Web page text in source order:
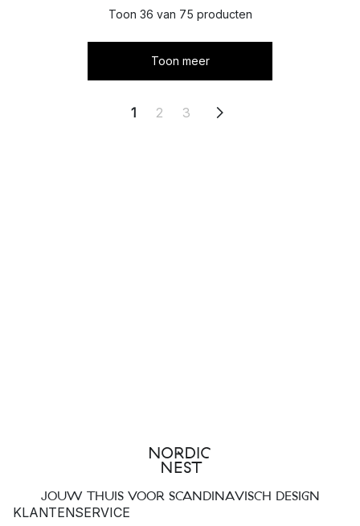
Toon 36 van 75 producten
Toon meer
1 2 3
JOUW THUIS VOOR SCANDINAVISCH DESIGN
KLANTENSERVICE